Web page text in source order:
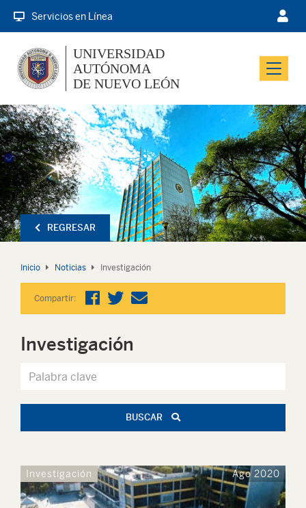
Servicios en Línea
Menu
UNIVERSIDAD
AUTÓNOMA
DE NUEVO LEÓN
REGRESAR
Inicio Noticias Investigación
Compartir:
Investigación
BUSCAR
Investigación Ago 2020